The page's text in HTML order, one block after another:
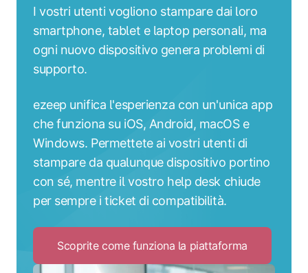
I vostri utenti vogliono stampare dai loro
smartphone, tablet e laptop personali, ma
ogni nuovo dispositivo genera problemi di
supporto.
ezeep unifica l'esperienza con un'unica app
che funziona su iOS, Android, macOS e
Windows. Permettete ai vostri utenti di
stampare da qualunque dispositivo portino
con sé, mentre il vostro help desk chiude
per sempre i ticket di compatibilità.
Scoprite come funziona la piattaforma
to